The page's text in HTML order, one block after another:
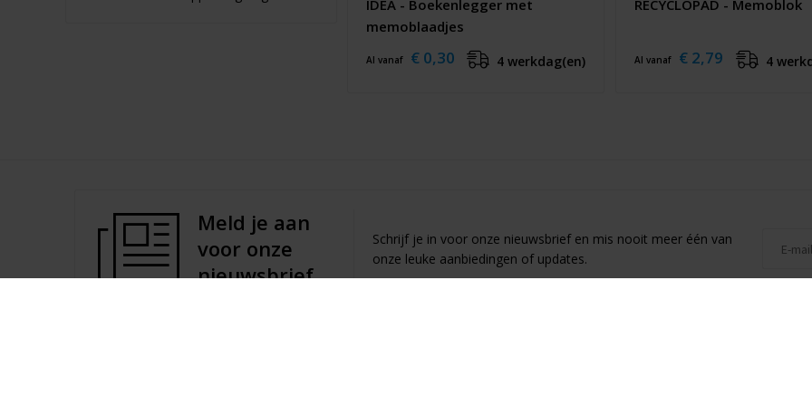
IDEA - Boekenlegger met
memoblaadjes
Al vanaf € 0,30 4 werkdag(en)
RECYCLOPAD - Memoblok
Al vanaf € 2,79 4
Meld je aan
voor onze
nieuwsbrief
Schrijf je in voor onze nieuwsbrief en mis nooit meer één van
onze leuke aanbiedingen of updates.